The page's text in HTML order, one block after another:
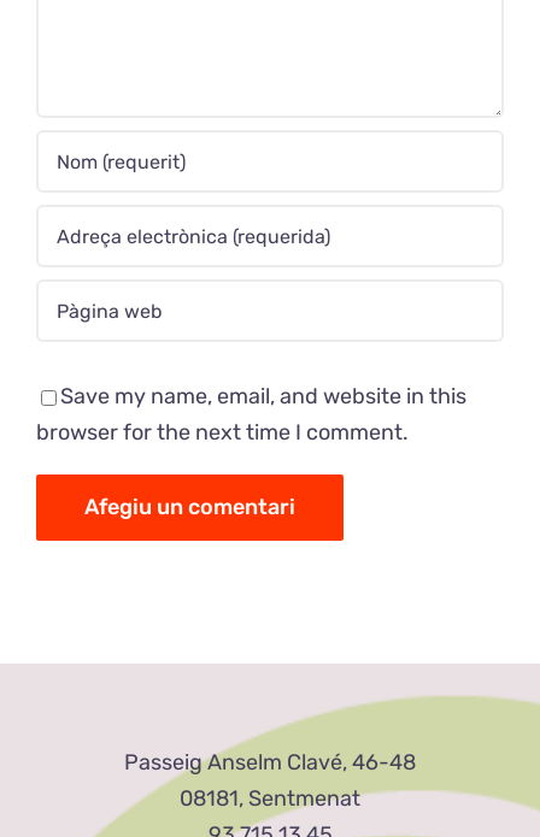
Save my name, email, and website in this
browser for the next time I comment.
Passeig Anselm Clavé, 46-48
08181, Sentmenat